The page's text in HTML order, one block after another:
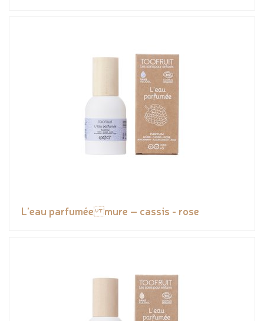
L’eau parfumée mure – cassis - rose